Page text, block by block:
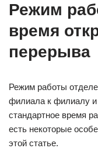
Режим
время
перерыва
Режим работы
филиала к филиалу и
стандартное время
есть некоторые
этой статье.